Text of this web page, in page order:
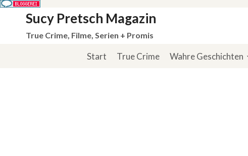
springen
Sucy Pretsch Magazin
True Crime, Filme, Serien + Promis
Start True Crime Wahre Geschichten